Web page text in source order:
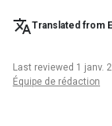
Translated from
Last reviewed 1 janv.
Équipe de rédaction